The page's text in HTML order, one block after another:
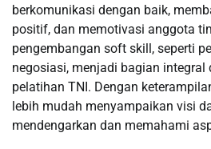
berkomunikasi dengan baik,
positif, dan memotivasi anggota
pengembangan soft skill, seperti
negosiasi, menjadi bagian integral
pelatihan TNI. Dengan
lebih mudah menyampaikan visi
mendengarkan dan memahami